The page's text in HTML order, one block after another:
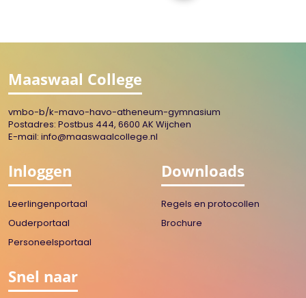
Maaswaal College
vmbo-b/k-mavo-havo-atheneum-gymnasium
Postadres: Postbus 444, 6600 AK Wijchen
E-mail: info@maaswaalcollege.nl
Inloggen
Leerlingenportaal
Ouderportaal
Personeelsportaal
Downloads
Regels en protocollen
Brochure
Snel naar